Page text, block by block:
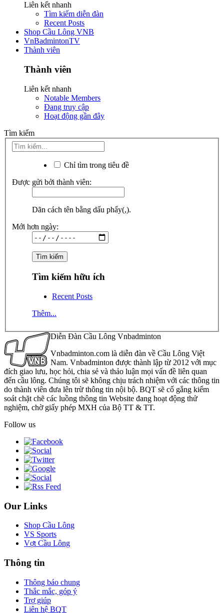
Liên kết nhanh
Tìm kiếm diễn đàn
Recent Posts
Shop Cầu Lông VNB
VnBadmintonTV
Thành viên
Thành viên
Liên kết nhanh
Notable Members
Đang truy cập
Hoạt động gần đây
Tìm kiếm
Chỉ tìm trong tiêu đề
Được gửi bởi thành viên:
Dãn cách tên bằng dấu phẩy(,).
Mới hơn ngày:
Tìm kiếm hữu ích
Recent Posts
Thêm...
Diễn Đàn Cầu Lông Vnbadminton
Vnbadminton.com là diễn đàn về Cầu Lông Việt
Nam. Vnbadminton được thành lập từ 2012 với mục
đích giao lưu, học hỏi, chia sẻ và thảo luận mọi vấn đề liên quan
đến cầu lông. Chúng tôi sẽ không chịu trách nhiệm với các thông tin
do thành viên đưa lên trừ thông tin nội bộ. BQT sẽ cố gắng kiểm
soát chặt chẽ các luồng thông tin Website đang hoạt động thử
nghiệm, chờ giấy phép MXH của Bộ TT & TT.
Follow us
Our Links
Shop Cầu Lông
VS Sports
Vợt Cầu Lông
Thông tin
Thông báo chung
Thắc mắc, góp ý
Trợ giúp
Liên hệ BQT